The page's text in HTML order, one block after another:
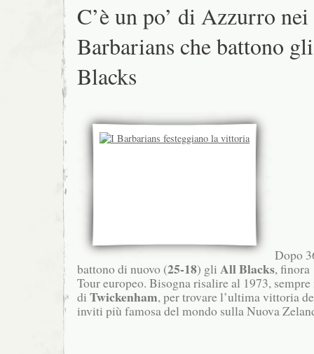
C’è un po’ di Azzurro nei
Barbarians che battono
Blacks
Dopo
battono di nuovo (25-18) gli All Blacks,
Tour europeo. Bisogna risalire al 1973,
di Twickenham, per trovare l’ultima vittoria
inviti più famosa del mondo sulla Nuova